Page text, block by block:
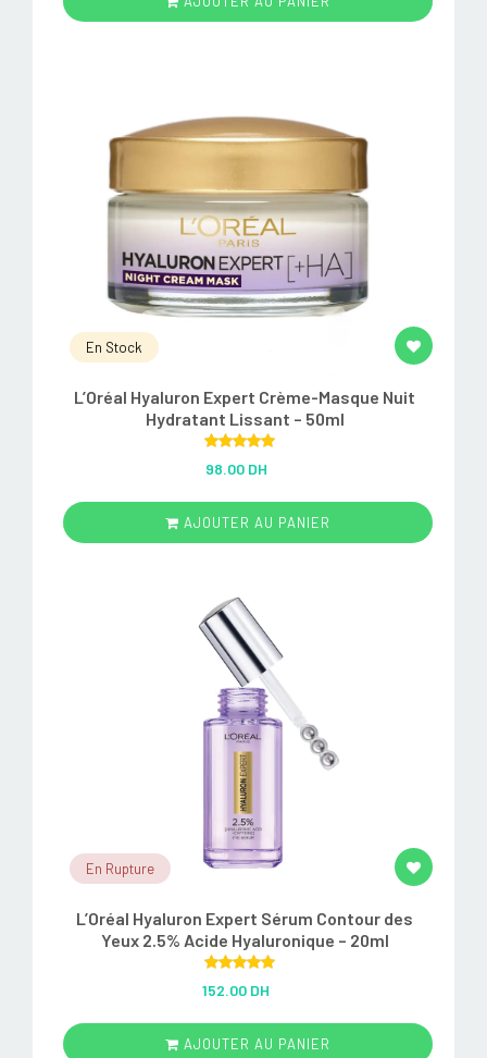
En Stock
L’Oréal Hyaluron Expert Crème-Masque Nuit
Hydratant Lissant – 50ml
out of 5
98.00 DH
AJOUTER AU PANIER
En Rupture
L’Oréal Hyaluron Expert Sérum Contour des
Yeux 2.5% Acide Hyaluronique – 20ml
out of 5
152.00 DH
AJOUTER AU PANIER